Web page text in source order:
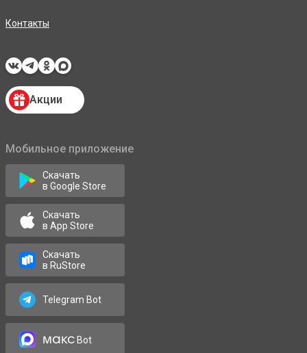
Контакты
Акции
Мобильное приложение
Скачать
в Google Store
Скачать
в App Store
Скачать
в RuStore
Telegram Bot
максBot